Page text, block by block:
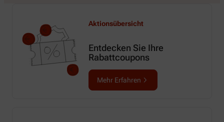
Aktionsübersicht
Entdecken Sie Ihre
Rabattcoupons
Mehr Erfahren